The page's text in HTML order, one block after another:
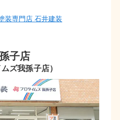
装専門店 石井建装
子店
ズ我孫子店）